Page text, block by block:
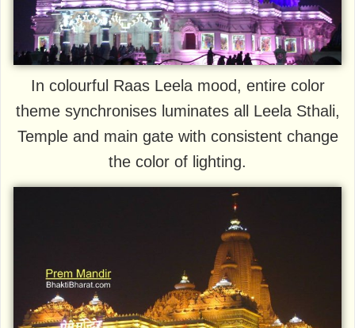
In colourful Raas Leela mood, entire color
theme synchronises luminates all Leela Sthali,
Temple and main gate with consistent change
the color of lighting.